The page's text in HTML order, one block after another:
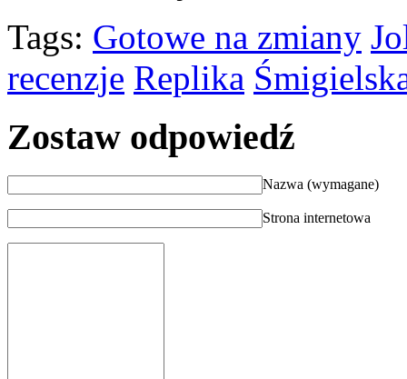
Tags: Gotowe na zmiany
recenzje Replika
Zostaw odpowiedź
Nazwa (wymagane)
Strona internetowa